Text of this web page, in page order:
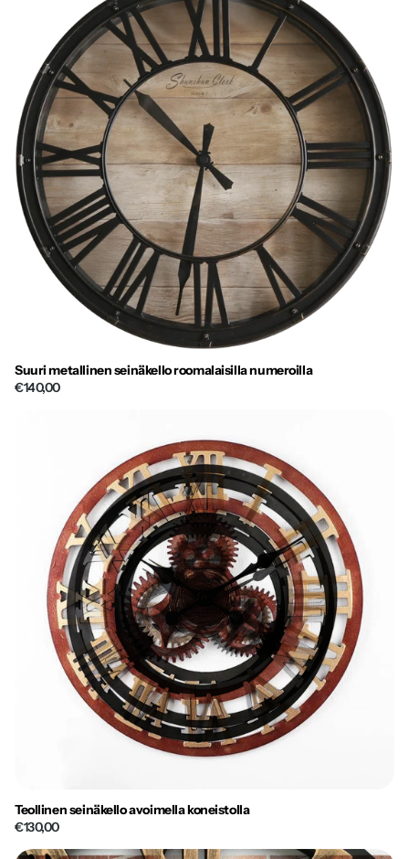
Suuri metallinen seinäkello roomalaisilla numeroilla
€140,00
Teollinen seinäkello avoimella koneistolla
€130,00